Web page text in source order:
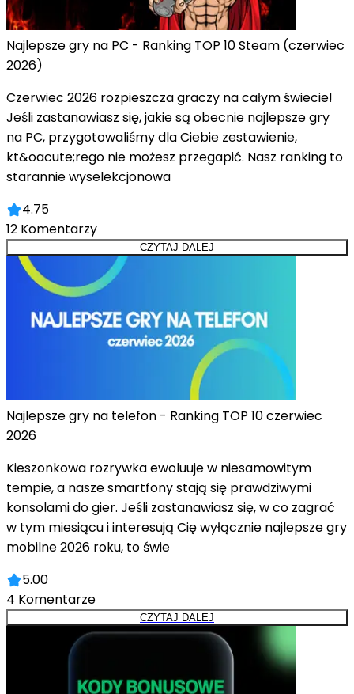
Najlepsze gry na PC - Ranking TOP 10 Steam (czerwiec
2026)
Czerwiec 2026 rozpieszcza graczy na całym świecie!
Jeśli zastanawiasz się, jakie są obecnie najlepsze gry
na PC, przygotowaliśmy dla Ciebie zestawienie,
kt&oacute;rego nie możesz przegapić. Nasz ranking to
starannie wyselekcjonowa
4.75
12 Komentarzy
CZYTAJ DALEJ
Najlepsze gry na telefon - Ranking TOP 10 czerwiec
2026
Kieszonkowa rozrywka ewoluuje w niesamowitym
tempie, a nasze smartfony stają się prawdziwymi
konsolami do gier. Jeśli zastanawiasz się, w co zagrać
w tym miesiącu i interesują Cię wyłącznie najlepsze gry
mobilne 2026 roku, to świe
5.00
4 Komentarze
CZYTAJ DALEJ